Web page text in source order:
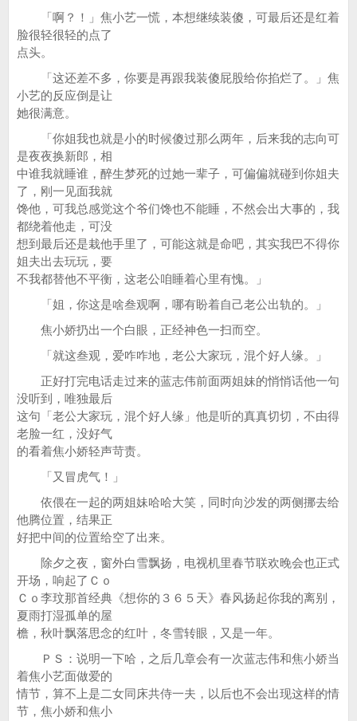
「啊？！」焦小艺一慌，本想继续装傻，可最后还是红着
脸很轻很轻的点了
点头。
「这还差不多，你要是再跟我装傻屁股给你掐烂了。」焦
小艺的反应倒是让
她很满意。
「你姐我也就是小的时候傻过那么两年，后来我的志向可
是夜夜换新郎，相
中谁我就睡谁，醉生梦死的过她一辈子，可偏偏就碰到你姐夫
了，刚一见面我就
馋他，可我总感觉这个爷们馋也不能睡，不然会出大事的，我
都绕着他走，可没
想到最后还是栽他手里了，可能这就是命吧，其实我巴不得你
姐夫出去玩玩，要
不我都替他不平衡，这老公咱睡着心里有愧。」
「姐，你这是啥叁观啊，哪有盼着自己老公出轨的。」
焦小娇扔出一个白眼，正经神色一扫而空。
「就这叁观，爱咋咋地，老公大家玩，混个好人缘。」
正好打完电话走过来的蓝志伟前面两姐妹的悄悄话他一句
没听到，唯独最后
这句「老公大家玩，混个好人缘」他是听的真真切切，不由得
老脸一红，没好气
的看着焦小娇轻声苛责。
「又冒虎气！」
依偎在一起的两姐妹哈哈大笑，同时向沙发的两侧挪去给
他腾位置，结果正
好把中间的位置给空了出来。
除夕之夜，窗外白雪飘扬，电视机里春节联欢晚会也正式
开场，响起了Ｃｏ
Ｃｏ李玟那首经典《想你的３６５天》春风扬起你我的离别，
夏雨打湿孤单的屋
檐，秋叶飘落思念的红叶，冬雪转眼，又是一年。
ＰＳ：说明一下哈，之后几章会有一次蓝志伟和焦小娇当
着焦小艺面做爱的
情节，算不上是二女同床共侍一夫，以后也不会出现这样的情
节，焦小娇和焦小